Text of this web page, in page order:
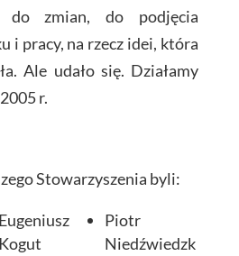
do zmian, do podjęcia
i pracy, na rzecz idei, która
Ale udało się. Działamy
r.
Stowarzyszenia byli:
Eugeniusz
Kogut
Piotr
Niedźwiedzk